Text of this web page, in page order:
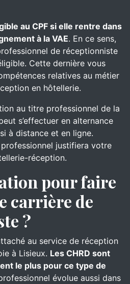
au CPF si elle rentre dans
à la VAE. En ce sens,
de réceptionniste
Cette dernière vous
relatives au métier
en hôtellerie.
au titre professionnel de la
s’effectuer en alternance
à distance et en ligne.
justifiera votre
réception.
pour faire
carrière de
?
au service de réception
à Lisieux. Les CHRD sont
le plus pour ce type de
évolue aussi dans